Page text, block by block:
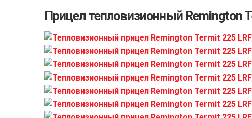
Прицел тепловизионный Remington